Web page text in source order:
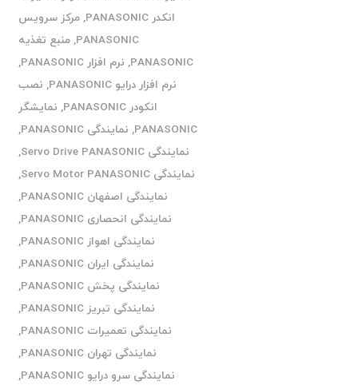
انکدر PANASONIC
,مرکز سرویس
PANASONIC
,منبع تغذیه
PANASONIC
, نرم افزار PANASONIC
,
نرم افزار درایو PANASONIC
, نصب
انکودر PANASONIC
, نمایشگر
PANASONIC
, نمایندگی PANASONIC
,
نمایندگی Servo Drive PANASONIC
,
نمایندگی Servo Motor PANASONIC
,
نمایندگی اصفهان PANASONIC
,
نمایندگی انحصاری PANASONIC
,
نمایندگی اهواز PANASONIC
,
نمایندگی ایران PANASONIC
,
نمایندگی پخش PANASONIC
,
نمایندگی تبریز PANASONIC
,
نمایندگی تعمیرات PANASONIC
,
نمایندگی تهران PANASONIC
,
نمایندگی سرو درایو PANASONIC
,